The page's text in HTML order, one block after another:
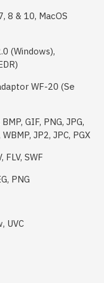
8 & 10, MacOS
(Windows),
WF-20 (Se
GIF, PNG, JPG,
JP2, JPC, PGX
SWF
PNG
UVC